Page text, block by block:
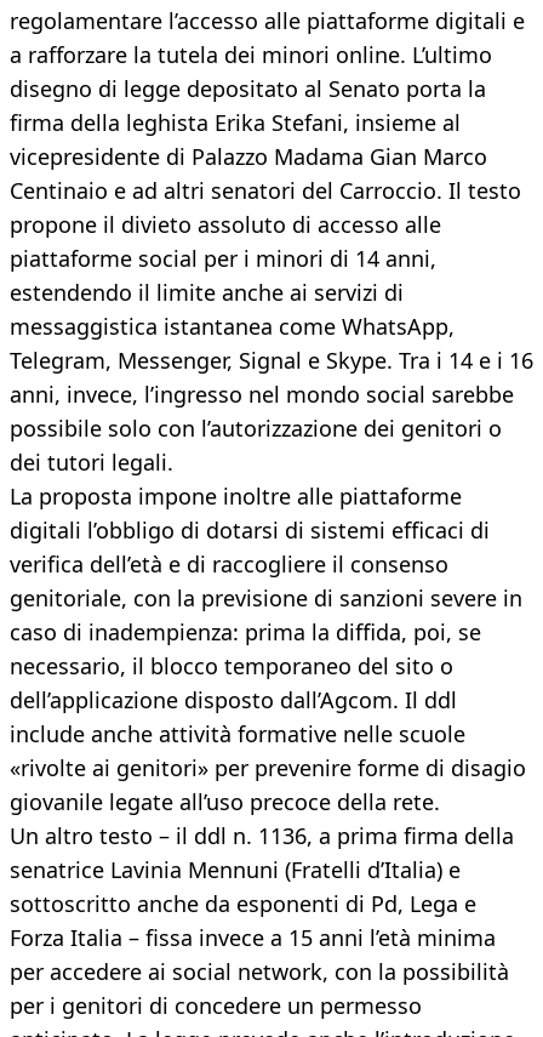
regolamentare l’accesso alle piattaforme digitali e
a rafforzare la tutela dei minori online. L’ultimo
disegno di legge depositato al Senato porta la
firma della leghista Erika Stefani, insieme al
vicepresidente di Palazzo Madama Gian Marco
Centinaio e ad altri senatori del Carroccio. Il testo
propone il divieto assoluto di accesso alle
piattaforme social per i minori di 14 anni,
estendendo il limite anche ai servizi di
messaggistica istantanea come WhatsApp,
Telegram, Messenger, Signal e Skype. Tra i 14 e i 16
anni, invece, l’ingresso nel mondo social sarebbe
possibile solo con l’autorizzazione dei genitori o
dei tutori legali.
La proposta impone inoltre alle piattaforme
digitali l’obbligo di dotarsi di sistemi efficaci di
verifica dell’età e di raccogliere il consenso
genitoriale, con la previsione di sanzioni severe in
caso di inadempienza: prima la diffida, poi, se
necessario, il blocco temporaneo del sito o
dell’applicazione disposto dall’Agcom. Il ddl
include anche attività formative nelle scuole
«rivolte ai genitori» per prevenire forme di disagio
giovanile legate all’uso precoce della rete.
Un altro testo – il ddl n. 1136, a prima firma della
senatrice Lavinia Mennuni (Fratelli d’Italia) e
sottoscritto anche da esponenti di Pd, Lega e
Forza Italia – fissa invece a 15 anni l’età minima
per accedere ai social network, con la possibilità
per i genitori di concedere un permesso